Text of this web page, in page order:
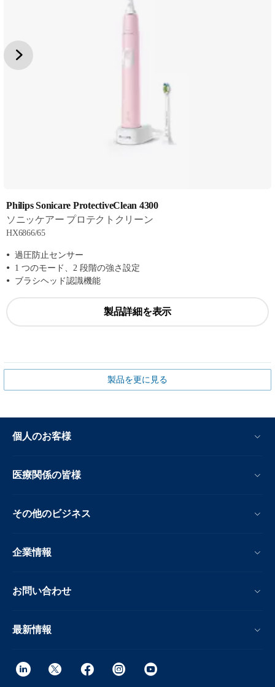
Philips Sonicare ProtectiveClean 4300
ソニッケアー プロテクトクリーン
HX6866/65
過圧防止センサー
1 つのモード、2 段階の強さ設定
ブラシヘッド認識機能
製品詳細を表示
製品を更に見る
個人のお客様
医療関係の皆様
その他のビジネス
企業情報
お問い合わせ
最新情報